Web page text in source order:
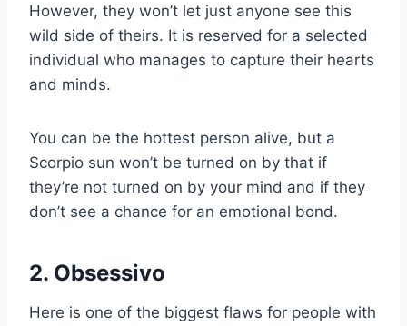
However, they won’t let just anyone see this
wild side of theirs. It is reserved for a selected
individual who manages to capture their hearts
and minds.
You can be the hottest person alive, but a
Scorpio sun won’t be turned on by that if
they’re not turned on by your mind and if they
don’t see a chance for an emotional bond.
2. Obsessivo
Here is one of the biggest flaws for people with